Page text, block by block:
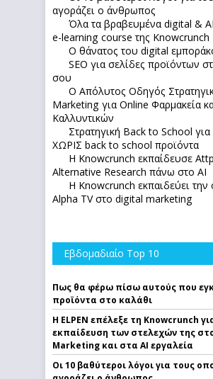
αγοράζει ο άνθρωπος
Όλα τα βραβευμένα digital &
e-learning course της Knowcrunch
Ο θάνατος του digital
SEO για σελίδες προϊόντων
σου
Ο Απόλυτoς Οδηγός
Marketing για Online Φαρμακεία
Καλλυντικών
Στρατηγική Back to School
ΧΩΡΙΣ back to school προϊόντα
Η Knowcrunch εκπαίδευσε
Alternative Research πάνω στο ΑΙ
Η Knowcrunch εκπαιδεύει
Alpha TV στο digital marketing
Εβδομαδιαίο Top 10
Πως θα φέρω πίσω αυτούς που
προϊόντα στο καλάθι
Η ELPEN επέλεξε τη Knowcrunch
εκπαίδευση των στελεχών της
Marketing και στα AI εργαλεία
Οι 10 βαθύτεροι λόγοι για τους